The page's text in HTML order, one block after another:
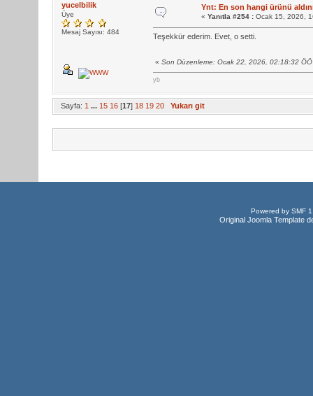
yucelbilik
Üye
Mesaj Sayısı: 484
Ynt: En son hangi ürünü
« Yanıtla #254 :Ocak 15, 2026,
Teşekkür ederim. Evet, o setti.
« Son Düzenleme: Ocak 22, 2026, 02:18:32
yb
Sayfa: 1 ... 15 16 [17] 18 19 20 Yukarı git
Powered by SMF
Original Joomla Template